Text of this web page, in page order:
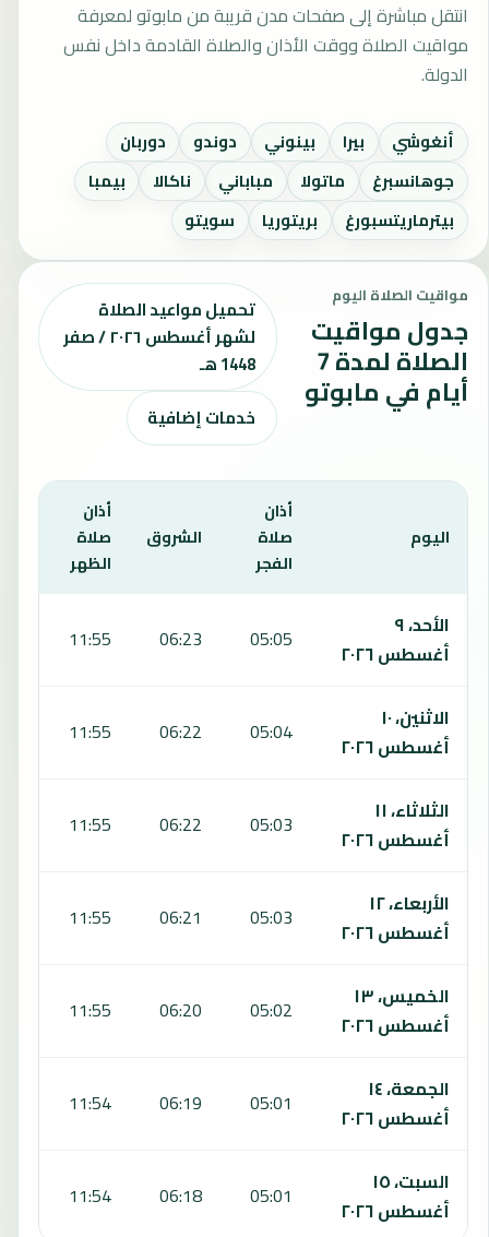
انتقل مباشرة إلى صفحات مدن قريبة من مابوتو لمعرفة
مواقيت الصلاة ووقت الأذان والصلاة القادمة داخل نفس
الدولة.
أنغوشي بيرا بينوني دوندو
دوربان
جوهانسبرغ
ماتولا مباباني ناكالا
بيمبا
بيترماريتسبورغ
بريتوريا سويتو
مواقيت الصلاة اليوم
جدول مواقيت
الصلاة لمدة 7
أيام في مابوتو
تحميل مواعيد الصلاة
لشهر أغسطس ٢٠٢٦ / صفر
1448 هـ
خدمات إضافية
اليوم
أذان
صلاة
الفجر
الشروق
أذان
صلاة
الظهر
الأحد، ٩
أغسطس ٢٠٢٦
05:05
06:23
11:55
الاثنين، ١٠
أغسطس ٢٠٢٦
05:04
06:22
11:55
الثلاثاء، ١١
أغسطس ٢٠٢٦
05:03
06:22
11:55
الأربعاء، ١٢
أغسطس ٢٠٢٦
05:03
06:21
11:55
الخميس، ١٣
أغسطس ٢٠٢٦
05:02
06:20
11:55
الجمعة، ١٤
أغسطس ٢٠٢٦
05:01
06:19
11:54
السبت، ١٥
أغسطس ٢٠٢٦
05:01
06:18
11:54